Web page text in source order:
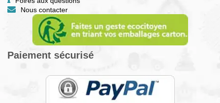
Nous contacter
Paiement sécurisé